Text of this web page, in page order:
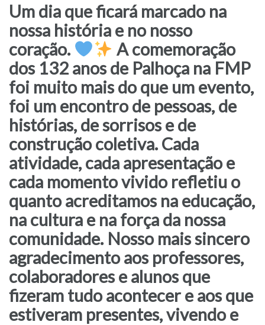
Um dia que ficará marcado na
nossa história e no nosso
coração.
A comemoração
dos 132 anos de Palhoça na FMP
foi muito mais do que um evento,
foi um encontro de pessoas, de
histórias, de sorrisos e de
construção coletiva. Cada
atividade, cada apresentação e
cada momento vivido refletiu o
quanto acreditamos na educação,
na cultura e na força da nossa
comunidade. Nosso mais sincero
agradecimento aos professores,
colaboradores e alunos que
fizeram tudo acontecer e aos que
estiveram presentes, vivendo e